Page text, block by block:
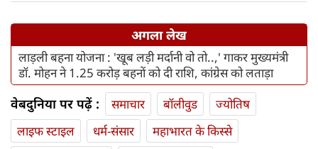
अगला लेख
लाड़ली बहना योजना : 'खूब लड़ी मर्दानी वो तो..,' गाकर मुख्यमंत्री
डॉ. मोहन ने 1.25 करोड़ बहनों को दी राशि, कांग्रेस को लताड़ा
वेबदुनिया पर पढ़ें : समाचार बॉलीवुड
ज्योतिष
लाइफ स्‍टाइल
धर्म-संसार
महाभारत के किस्से